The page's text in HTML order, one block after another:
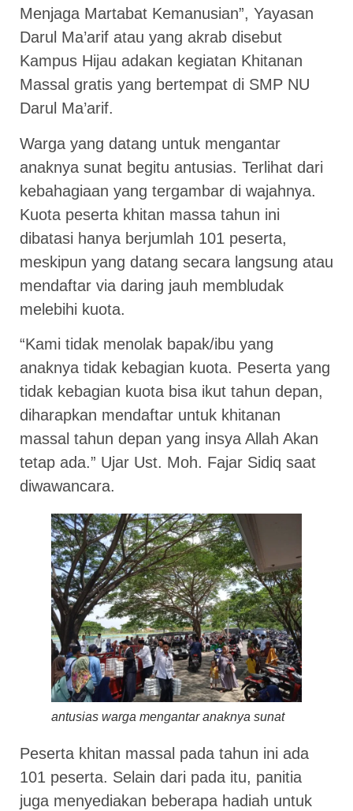
Menjaga Martabat Kemanusian”, Yayasan
Darul Ma’arif atau yang akrab disebut
Kampus Hijau adakan kegiatan Khitanan
Massal gratis yang bertempat di SMP NU
Darul Ma’arif.
Warga yang datang untuk mengantar
anaknya sunat begitu antusias. Terlihat dari
kebahagiaan yang tergambar di wajahnya.
Kuota peserta khitan massa tahun ini
dibatasi hanya berjumlah 101 peserta,
meskipun yang datang secara langsung atau
mendaftar via daring jauh membludak
melebihi kuota.
“Kami tidak menolak bapak/ibu yang
anaknya tidak kebagian kuota. Peserta yang
tidak kebagian kuota bisa ikut tahun depan,
diharapkan mendaftar untuk khitanan
massal tahun depan yang insya Allah Akan
tetap ada.” Ujar Ust. Moh. Fajar Sidiq saat
diwawancara.
antusias warga mengantar anaknya sunat
Peserta khitan massal pada tahun ini ada
101 peserta. Selain dari pada itu, panitia
juga menyediakan beberapa hadiah untuk